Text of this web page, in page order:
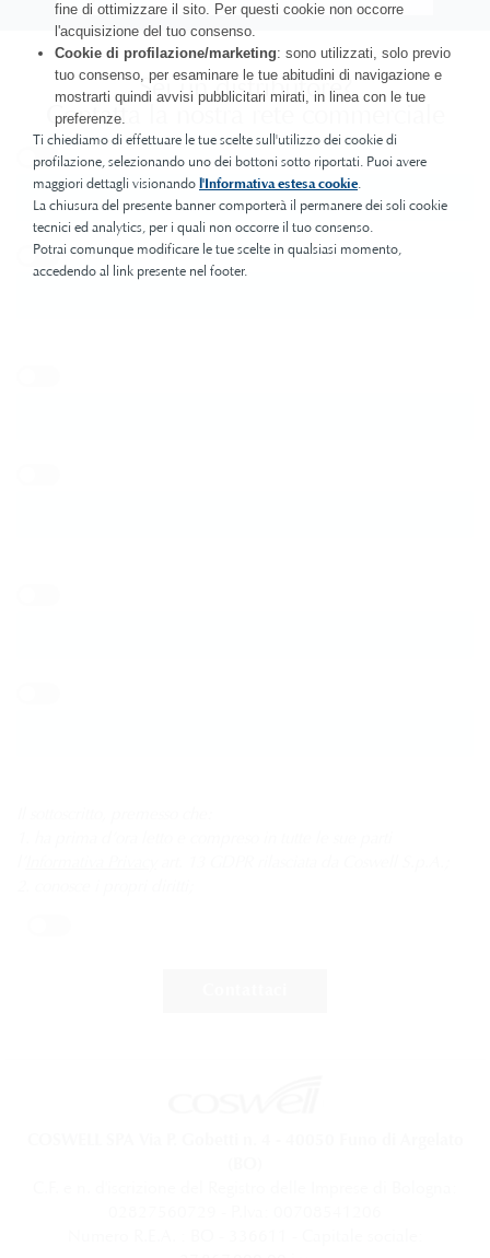
Sei un distributore?
Contatta la nostra rete commerciale
fine di ottimizzare il sito. Per questi cookie non occorre
l'acquisizione del tuo consenso.
Cookie di profilazione/marketing: sono utilizzati, solo previo
tuo consenso, per esaminare le tue abitudini di navigazione e
mostrarti quindi avvisi pubblicitari mirati, in linea con le tue
preferenze.
Ti chiediamo di effettuare le tue scelte sull'utilizzo dei cookie di
profilazione, selezionando uno dei bottoni sotto riportati. Puoi avere
maggiori dettagli visionando l'Informativa estesa cookie.
La chiusura del presente banner comporterà il permanere dei soli cookie
tecnici ed analytics, per i quali non occorre il tuo consenso.
Potrai comunque modificare le tue scelte in qualsiasi momento,
accedendo al link presente nel footer.